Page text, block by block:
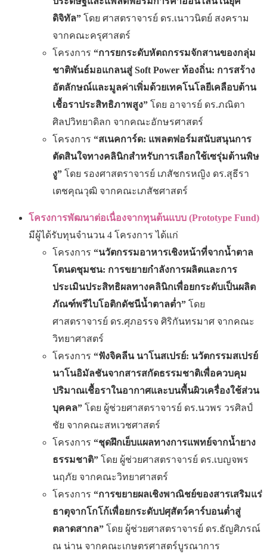
ดิจิทัล” โดย ศาสตราจารย์ ดร.เนาวนิตย์ สงคราม
จากคณะครุศาสตร์
โครงการ “การยกระดับหัตถกรรมจักสานของกลุ่ม
ชาติพันธ์มอแกลนสู่ Soft Power ท้องถิ่น: การสร้าง
อัตลักษณ์และมูลค่าเพิ่มด้วยเทคโนโลยีเคลือบต้าน
เชื้อราประสิทธิภาพสูง” โดย อาจารย์ ดร.ภณิตา
ศิลปวิทยาดิลก จากคณะอักษรศาสตร์
โครงการ “สเนคการ์ด: แพลตฟอร์มสนับสนุนการ
ตัดสินใจทางคลินิกสำหรับการเลือกใช้เซรุ่มต้านพิษ
งู” โดย รองศาสตราจารย์ เภสัชกรหญิง ดร.สุธีรา
เตชคุณวุฒิ จากคณะเภสัชศาสตร์
โครงการพัฒนาต่อเนื่องจากทุนต้นแบบ (Prototype Fund)
มีผู้ได้รับทุนจำนวน 4 โครงการ ได้แก่
โครงการ “นวัตกรรมอาหารเชิงหน้าที่จากน้ำตาล
โตนดชุมชน: การขยายกำลังการผลิตและการ
ประเมินประสิทธิผลทางคลินิกเพื่อยกระดับเป็นผลิต
ภัณฑ์พรีไบโอติกดัชนีน้ำตาลต่ำ” โดย
ศาสตราจารย์ ดร.ศุภอรรจ ศิริกันทรมาศ จากคณะ
วิทยาศาสตร์
โครงการ “ฟังจิคลีน นาโนสเปรย์: นวัตกรรมสเปรย์
นาโนอิมัลชันจากสารสกัดธรรมชาติเพื่อควบคุม
ปริมาณเชื้อราในอากาศและบนพื้นผิวเครื่องใช้ส่วน
บุคคล” โดย ผู้ช่วยศาสตราจารย์ ดร.นวพร วรศิลป์
ชัย จากคณะสหเวชศาสตร์
โครงการ “ชุดฝึกเย็บแผลทางการแพทย์จากน้ำยาง
ธรรมชาติ” โดย ผู้ช่วยศาสตราจารย์ ดร.เบญจพร
นฤภัย จากคณะวิทยาศาสตร์
โครงการ “การขยายผลเชิงพาณิชย์ของสารเสริมแร่
ธาตุจากโกโก้เพื่อยกระดับปศุสัตว์คาร์บอนต่ำสู่
ตลาดสากล” โดย ผู้ช่วยศาสตราจารย์ ดร.ธัญศิภรณ์
ณ น่าน จากคณะเกษตรศาสตร์บูรณาการ